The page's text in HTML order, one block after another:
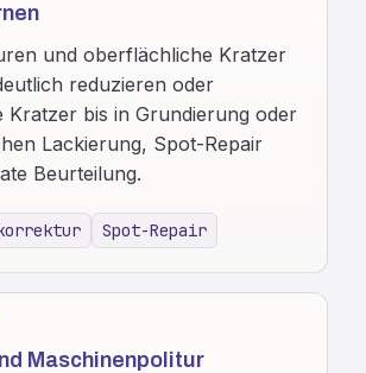
und oberflächliche Kratzer
reduzieren oder
Kratzer bis in Grundierung oder
Lackierung, Spot-Repair
Beurteilung.
Spot-Repair
Maschinenpolitur